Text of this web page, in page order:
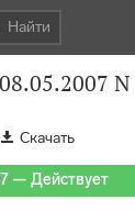
Найти
Скачать
— Действует